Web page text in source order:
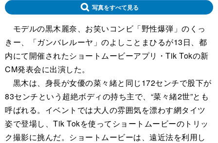
写真をすべて見る
モデルの黒木麗奈、お笑いコンビ「野性爆弾」のくっ
きー、「ガンバレルーヤ」のよしことまひるが13日、都
内にて開催されたショートムービーアプリ・Tik Tokの新
CM発表会に出演した。
黒木は、身長が女優の菜々緒と同じ172センチで股下が
83センチという超絶ボディの持ち主で、“菜々緒2世”とも
呼ばれる。イベントでは大人の雰囲気を漂わす網タイツ
姿で登場し、Tik Tokを使ってショートムービーのトリッ
ク撮影に挑んだ。ショートムービーは、遠近法を利用し